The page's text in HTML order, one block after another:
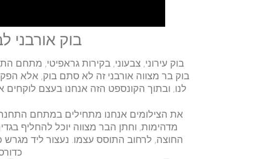
בוק אורבני
בוק עירוני, צבעוני, בקירות גראפיטי, מתחם
בוק בר מצווה אורבני זה לא סתם בוק, אלא
לנו, ובתוך הקונספט הזה אנחנו בעצם לוקחים
את הצילומים אנחנו מתחילים במתחם
מדהימות, וחתן הבר מצווה יוכל להחליף
החוצה, לרחוב התוסס עצמו. נעצור ליד